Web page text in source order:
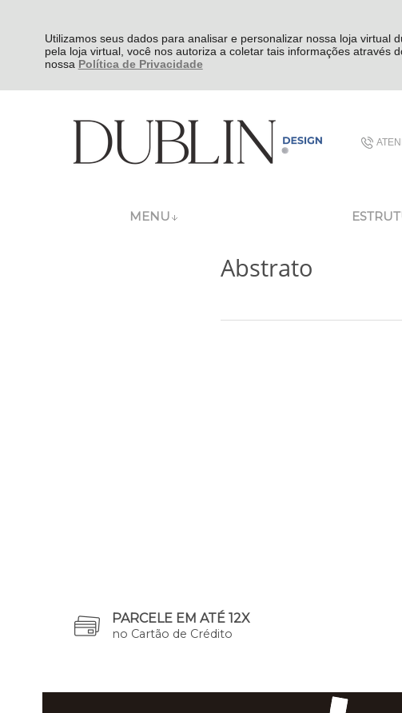
Utilizamos seus dados para analisar e personalizar nossa loja virtual
pela loja virtual, você nos autoriza a coletar tais informações através
nossa Política de Privacidade
MENU
Abstrato
PARCELE EM ATÉ 12X
no Cartão de Crédito